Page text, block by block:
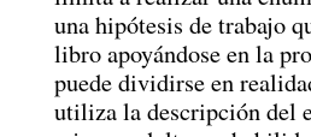
una hipótesis de trabajo
libro apoyándose en la
puede dividirse en
utiliza la descripción del